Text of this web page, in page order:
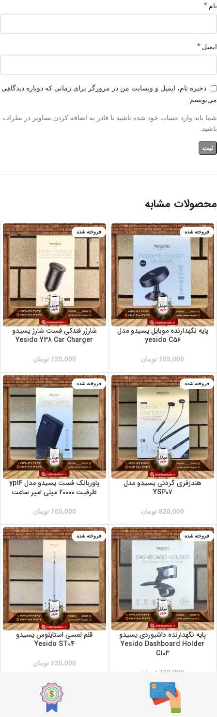
نام *
ایمیل *
ذخیره نام، ایمیل و وبسایت من در مرورگر برای زمانی که دوباره دیدگاهی
می‌نویسم.
شما باید وارد حساب خود شده باشید تا قادر به اضافه کردن تصاویر در نظرات
باشید.
محصولات مشابه
فروخته شده
پایه نگهدارنده موبایل یسیدو مدل
yesido C56
105,000 تومان
فروخته شده
شارژر فندکی فست شارژ یسیدو
Yesido Y38 Car Charger
155,000 تومان
فروخته شده
هندزفری گردنی یسیدو مدل
YSP07
820,000 تومان
فروخته شده
پاوربانک فست یسیدو مدل yp14
ظرفیت 20000 میلی امپر ساعت
705,000 تومان
فروخته شده
پایه نگهدارنده داشبوردی یسیدو
Yesido Dashboard Holder
C103
230,000 تومان
فروخته شده
قلم لمسی استایلوس یسیدو
Yesido ST04
235,000 تومان